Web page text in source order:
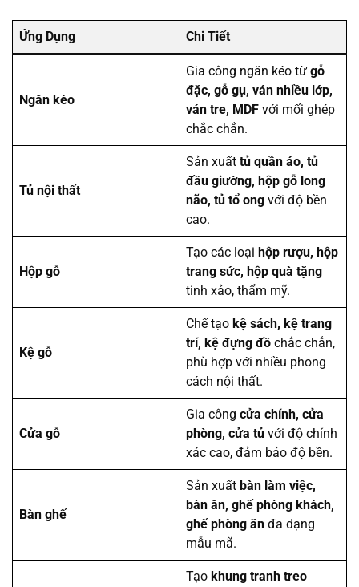
Ứng Dụng Chi Tiết
Ngăn kéo
Gia công ngăn kéo từ gỗ
đặc, gỗ gụ, ván nhiều lớp,
ván tre, MDF với mối ghép
chắc chắn.
Tủ nội thất
Sản xuất tủ quần áo, tủ
đầu giường, hộp gỗ long
não, tủ tổ ong với độ bền
cao.
Hộp gỗ
Tạo các loại hộp rượu, hộp
trang sức, hộp quà tặng
tinh xảo, thẩm mỹ.
Kệ gỗ
Chế tạo kệ sách, kệ trang
trí, kệ đựng đồ chắc chắn,
phù hợp với nhiều phong
cách nội thất.
Cửa gỗ
Gia công cửa chính, cửa
phòng, cửa tủ với độ chính
xác cao, đảm bảo độ bền.
Bàn ghế
Sản xuất bàn làm việc,
bàn ăn, ghế phòng khách,
ghế phòng ăn đa dạng
mẫu mã.
Tạo khung tranh treo